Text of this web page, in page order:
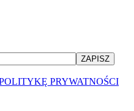
PRYWATNOŚCI